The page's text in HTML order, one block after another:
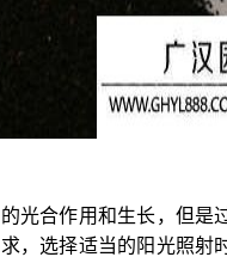
光合作用和生长，但是
，选择适当的阳光照射